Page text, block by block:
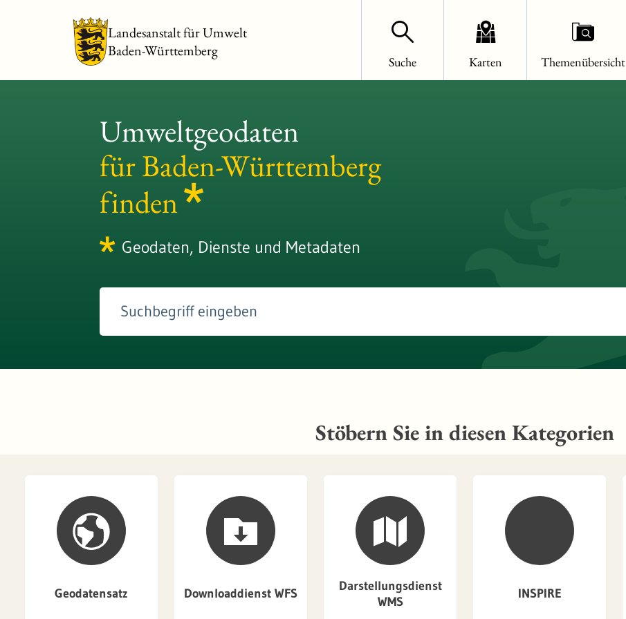
Landesanstalt für Umwelt
Baden-Württemberg
Suche Karten Themenübersicht
Umweltgeodaten
für Baden-Württemberg
finden
Geodaten, Dienste und Metadaten
Stöbern Sie in diesen Kategorien
Geodatensatz Downloaddienst WFS
Darstellungsdienst
WMS
INSPIRE